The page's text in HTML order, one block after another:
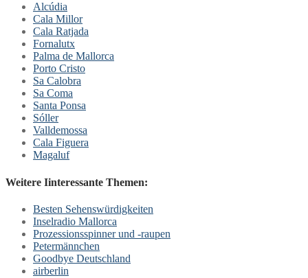
Alcúdia
Cala Millor
Cala Ratjada
Fornalutx
Palma de Mallorca
Porto Cristo
Sa Calobra
Sa Coma
Santa Ponsa
Sóller
Valldemossa
Cala Figuera
Magaluf
Weitere Iinteressante Themen:
Besten Sehenswürdigkeiten
Inselradio Mallorca
Prozessionsspinner und -raupen
Petermännchen
Goodbye Deutschland
airberlin